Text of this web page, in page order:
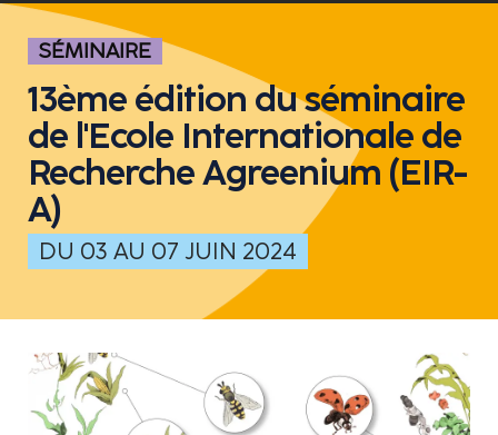
SÉMINAIRE
13ème édition du séminaire
de l'Ecole Internationale de
Recherche Agreenium (EIR-
A)
DU 03 AU 07 JUIN 2024